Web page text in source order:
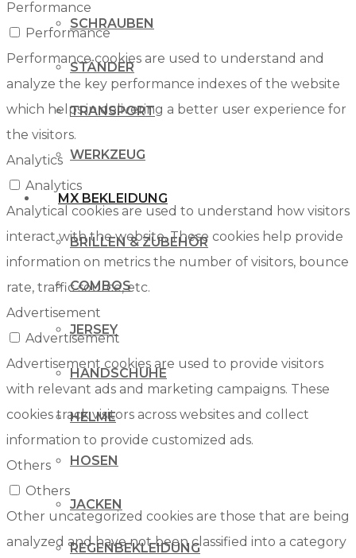
SCHRAUBEN
STÄNDER
TRANSPORT
WERKZEUG
MX BEKLEIDUNG
BRILLEN & ZUBEHÖR
COMBOS
JERSEY
HANDSCHUHE
HELME
HOSEN
JACKEN
REGENBEKLEIDUNG
Performance
Performance
Performance cookies are used to understand and
analyze the key performance indexes of the website
which helps in delivering a better user experience for
the visitors.
Analytics
Analytics
Analytical cookies are used to understand how visitors
interact with the website. These cookies help provide
information on metrics the number of visitors, bounce
rate, traffic source, etc.
Advertisement
Advertisement
Advertisement cookies are used to provide visitors
with relevant ads and marketing campaigns. These
cookies track visitors across websites and collect
information to provide customized ads.
Others
Others
Other uncategorized cookies are those that are being
analyzed and have not been classified into a category